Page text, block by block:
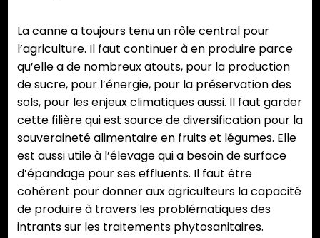
La canne a toujours tenu un rôle central pour
l’agriculture. Il faut continuer à en produire parce
qu’elle a de nombreux atouts, pour la production
de sucre, pour l’énergie, pour la préservation des
sols, pour les enjeux climatiques aussi. Il faut garder
cette filière qui est source de diversification pour la
souveraineté alimentaire en fruits et légumes. Elle
est aussi utile à l’élevage qui a besoin de surface
d’épandage pour ses effluents. Il faut être
cohérent pour donner aux agriculteurs la capacité
de produire à travers les problématiques des
intrants sur les traitements phytosanitaires.